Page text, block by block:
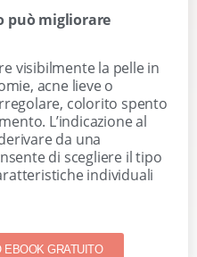
può migliorare
visibilmente la pelle in
acne lieve o
colorito spento
L’indicazione al
da una
di scegliere il tipo
individuali
EBOOK GRATUITO